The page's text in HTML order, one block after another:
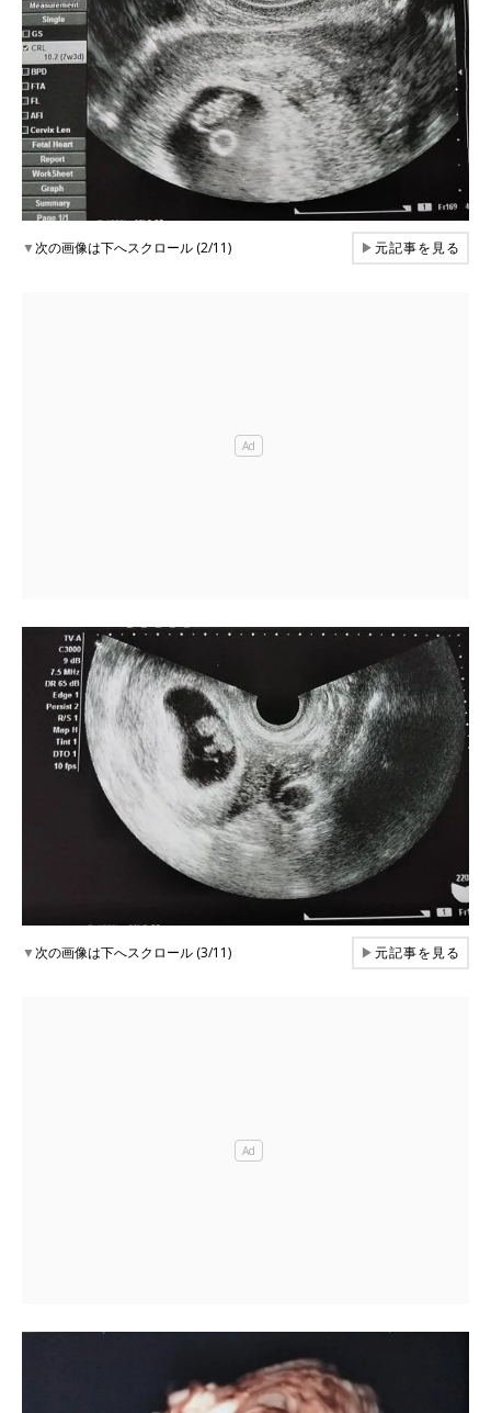
▼次の画像は下へスクロール (2/11) ▶元記事を見る
▼次の画像は下へスクロール (3/11) ▶元記事を見る